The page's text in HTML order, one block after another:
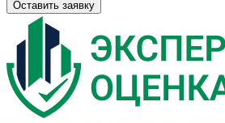
Оставить заявку